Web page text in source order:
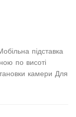
підставка
по висоті
камери Для